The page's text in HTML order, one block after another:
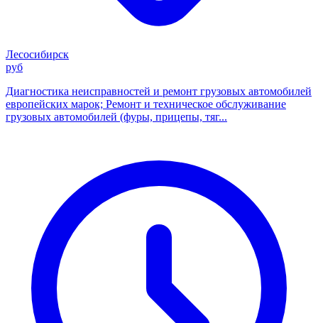
Лесосибирск
руб
Диагностика неисправностей и ремонт грузовых автомобилей
европейских марок; Ремонт и техническое обслуживание
грузовых автомобилей (фуры, прицепы, тяг...